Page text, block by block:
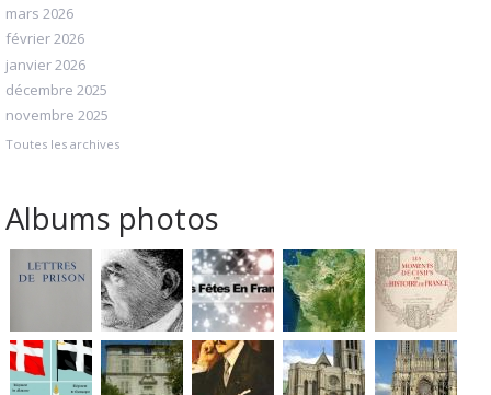
mars 2026
février 2026
janvier 2026
décembre 2025
novembre 2025
Toutes les archives
Albums photos